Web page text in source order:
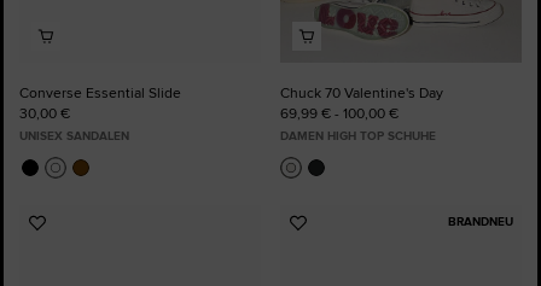
Converse Essential Slide
30,00 €
UNISEX SANDALEN
Chuck 70 Valentine's Day
69,99 € - 100,00 €
DAMEN HIGH TOP SCHUHE
Zu
BRANDNEU
Zu